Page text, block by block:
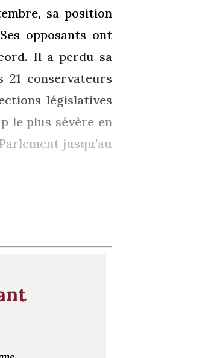
sa position
opposants ont
Il a perdu sa
21 conservateurs
législatives
le plus sévère en
jusqu’au